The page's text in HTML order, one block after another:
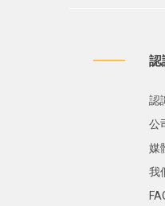
認
認
公
媒
我